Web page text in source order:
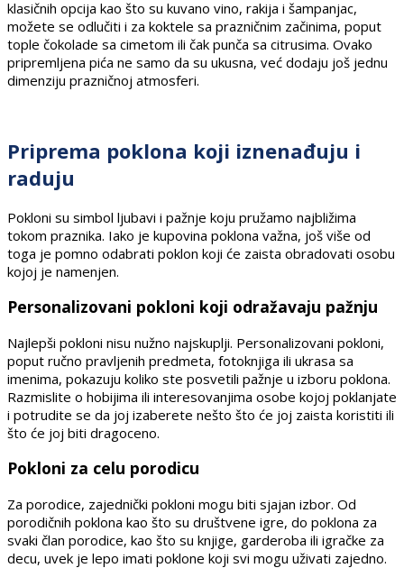
klasičnih opcija kao što su kuvano vino, rakija i šampanjac,
možete se odlučiti i za koktele sa prazničnim začinima, poput
tople čokolade sa cimetom ili čak punča sa citrusima. Ovako
pripremljena pića ne samo da su ukusna, već dodaju još jednu
dimenziju prazničnoj atmosferi.
Priprema poklona koji iznenađuju i
raduju
Pokloni su simbol ljubavi i pažnje koju pružamo najbližima
tokom praznika. Iako je kupovina poklona važna, još više od
toga je pomno odabrati poklon koji će zaista obradovati osobu
kojoj je namenjen.
Personalizovani pokloni koji odražavaju pažnju
Najlepši pokloni nisu nužno najskuplji. Personalizovani pokloni,
poput ručno pravljenih predmeta, fotoknjiga ili ukrasa sa
imenima, pokazuju koliko ste posvetili pažnje u izboru poklona.
Razmislite o hobijima ili interesovanjima osobe kojoj poklanjate
i potrudite se da joj izaberete nešto što će joj zaista koristiti ili
što će joj biti dragoceno.
Pokloni za celu porodicu
Za porodice, zajednički pokloni mogu biti sjajan izbor. Od
porodičnih poklona kao što su društvene igre, do poklona za
svaki član porodice, kao što su knjige, garderoba ili igračke za
decu, uvek je lepo imati poklone koji svi mogu uživati zajedno.